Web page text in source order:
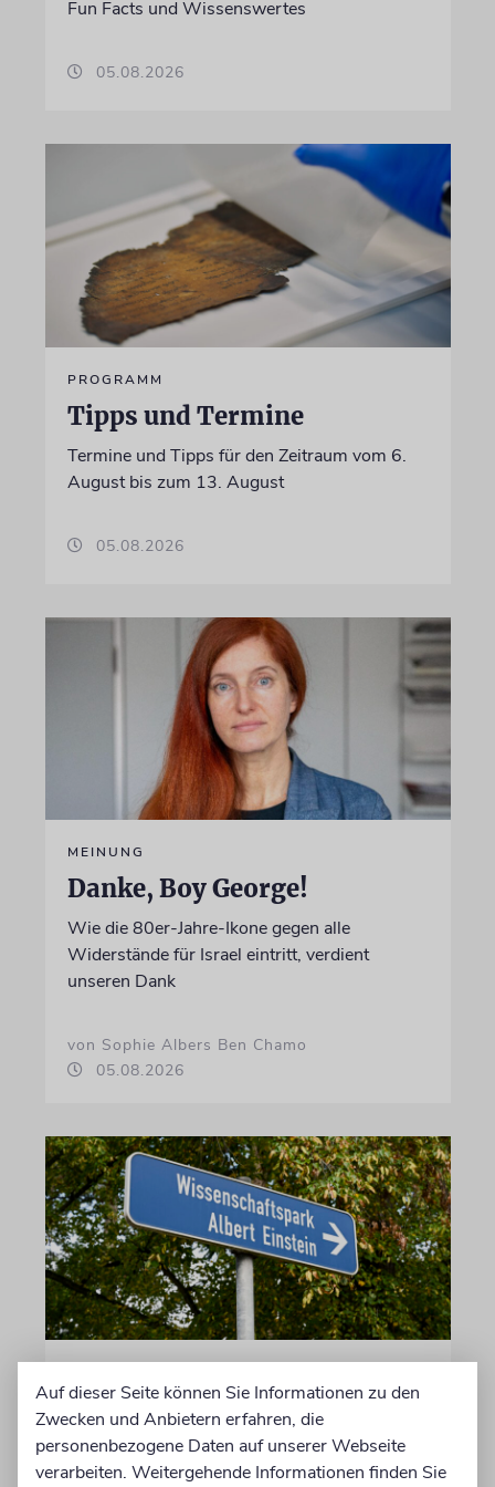
Fun Facts und Wissenswertes
05.08.2026
PROGRAMM
Tipps und Termine
Termine und Tipps für den Zeitraum vom 6.
August bis zum 13. August
05.08.2026
MEINUNG
Danke, Boy George!
Wie die 80er-Jahre-Ikone gegen alle
Widerstände für Israel eintritt, verdient
unseren Dank
von Sophie Albers Ben Chamo
05.08.2026
Forschung zu NS-Geschichte
von Naturwissenschaften
International bekannte Forschungsinstitute
Auf dieser Seite können Sie Informationen zu den
Zwecken und Anbietern erfahren, die
personenbezogene Daten auf unserer Webseite
verarbeiten. Weitergehende Informationen finden Sie